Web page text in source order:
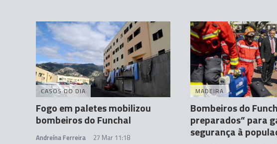
CASOS DO DIA
Fogo em paletes mobilizou
bombeiros do Funchal
Andreína Ferreira 27 Mar 11:18
MADEIRA
Bombeiros do
preparados” para
segurança à